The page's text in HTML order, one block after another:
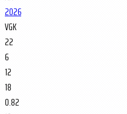
2026
VGK
22
6
12
18
0.82